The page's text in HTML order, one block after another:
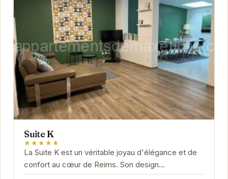
Suite K
★★★★★
La Suite K est un véritable joyau d'élégance et de
confort au cœur de Reims. Son design